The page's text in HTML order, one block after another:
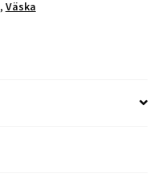
, Väska